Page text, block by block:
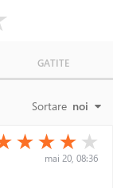
GATITE
Sortare noi
(*)
★ (*)
★ (*)
★ ( )
★
mai 20, 08:36